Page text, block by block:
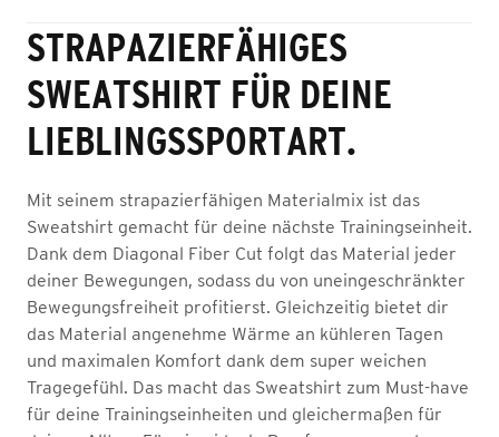
STRAPAZIERFÄHIGES
SWEATSHIRT FÜR DEINE
LIEBLINGSSPORTART.
Mit seinem strapazierfähigen Materialmix ist das
Sweatshirt gemacht für deine nächste Trainingseinheit.
Dank dem Diagonal Fiber Cut folgt das Material jeder
deiner Bewegungen, sodass du von uneingeschränkter
Bewegungsfreiheit profitierst. Gleichzeitig bietet dir
das Material angenehme Wärme an kühleren Tagen
und maximalen Komfort dank dem super weichen
Tragegefühl. Das macht das Sweatshirt zum Must-have
für deine Trainingseinheiten und gleichermaßen für